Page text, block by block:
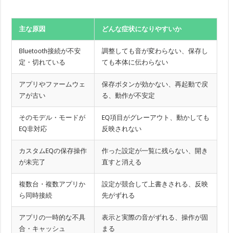
主な原因 どんな症状になりやすいか
Bluetooth接続が不安
定・切れている
調整しても音が変わらない、保存し
ても本体に伝わらない
アプリやファームウェ
アが古い
保存ボタンが効かない、再起動で戻
る、動作が不安定
そのモデル・モードが
EQ非対応
EQ項目がグレーアウト、動かしても
反映されない
カスタムEQの保存操作
が未完了
作った設定が一覧に残らない、開き
直すと消える
複数台・複数アプリか
ら同時接続
設定が競合して上書きされる、反映
先がずれる
アプリの一時的な不具
合・キャッシュ
表示と実際の音がずれる、操作が固
まる